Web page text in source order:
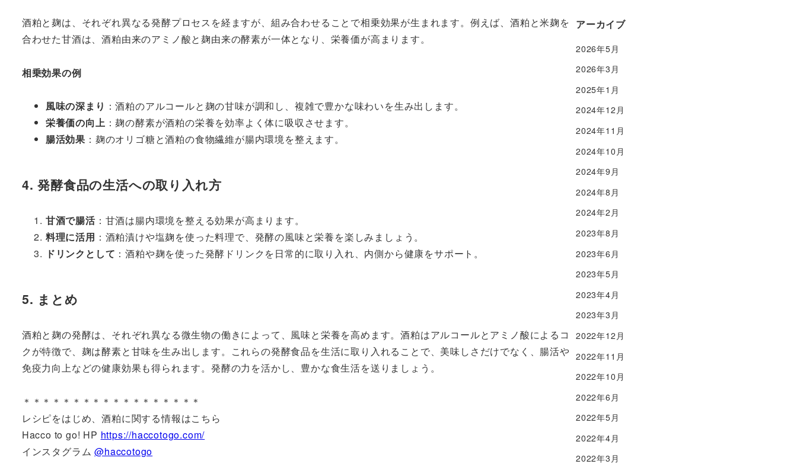
酒粕と麹は、それぞれ異なる発酵プロセスを経ますが、組み合わせることで相乗効果が生まれます。例えば、酒粕と米麹を
合わせた甘酒は、酒粕由来のアミノ酸と麹由来の酵素が一体となり、栄養価が高まります。
相乗効果の例
風味の深まり ：酒粕のアルコールと麹の甘味が調和し、複雑で豊かな味わいを生み出します。
栄養価の向上 ：麹の酵素が酒粕の栄養を効率よく体に吸収させます。
腸活効果 ：麹のオリゴ糖と酒粕の食物繊維が腸内環境を整えます。
4. 発酵食品の生活への取り入れ方
甘酒で腸活：甘酒は腸内環境を整える効果が高まります。
料理に活用 ：酒粕漬けや塩麹を使った料理で、発酵の風味と栄養を楽しみましょう。
ドリンクとして ：酒粕や麹を使った発酵ドリンクを日常的に取り入れ、内側から健康をサポート。
5. まとめ
酒粕と麹の発酵は、それぞれ異なる微生物の働きによって、風味と栄養を高めます。酒粕はアルコールとアミノ酸によるコ
クが特徴で、麹は酵素と甘味を生み出します。これらの発酵食品を生活に取り入れることで、美味しさだけでなく、腸活や
免疫力向上などの健康効果も得られます。発酵の力を活かし、豊かな食生活を送りましょう。
＊＊＊＊＊＊＊＊＊＊＊＊＊＊＊＊＊＊
レシピをはじめ、酒粕に関する情報はこちら
Hacco to go! HP https://haccotogo.com/
インスタグラム@haccotogo
アーカイブ
2026年5月
2026年3月
2025年1月
2024年12月
2024年11月
2024年10月
2024年9月
2024年8月
2024年2月
2023年8月
2023年6月
2023年5月
2023年4月
2023年3月
2022年12月
2022年11月
2022年10月
2022年6月
2022年5月
2022年4月
2022年3月